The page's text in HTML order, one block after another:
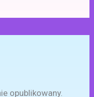
opublikowany.